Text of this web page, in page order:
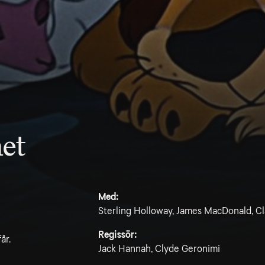
Med:
Sterling Holloway, James MacDonald,
Regissör:
Jack Hannah, Clyde Geronimi